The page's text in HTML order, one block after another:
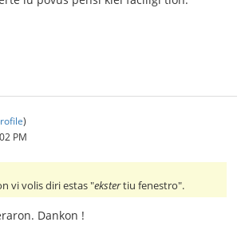
)
PM
vi volis diri estas "ekstertiu fenestro".
Dankon !